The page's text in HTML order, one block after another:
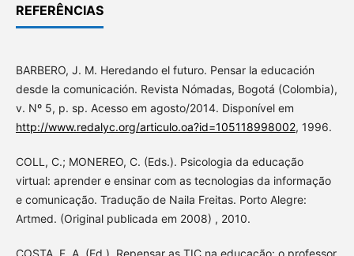
REFERÊNCIAS
BARBERO, J. M. Heredando el futuro. Pensar la educación
desde la comunicación. Revista Nómadas, Bogotá (Colombia),
v. Nº 5, p. sp. Acesso em agosto/2014. Disponível em
http://www.redalyc.org/articulo.oa?id=105118998002, 1996.
COLL, C.; MONEREO, C. (Eds.). Psicologia da educação
virtual: aprender e ensinar com as tecnologias da informação
e comunicação. Tradução de Naila Freitas. Porto Alegre:
Artmed. (Original publicada em 2008) , 2010.
COSTA, F. A. (Ed.). Repensar as TIC na educação: o professor